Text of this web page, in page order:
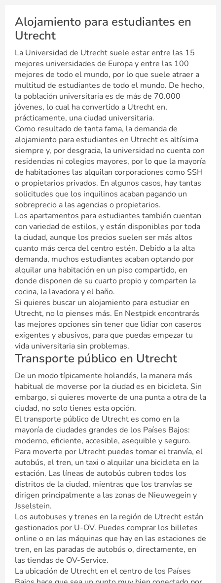
Alojamiento para estudiantes en
Utrecht
La Universidad de Utrecht suele estar entre las 15
mejores universidades de Europa y entre las 100
mejores de todo el mundo, por lo que suele atraer a
multitud de estudiantes de todo el mundo. De hecho,
la población universitaria es de más de 70.000
jóvenes, lo cual ha convertido a Utrecht en,
prácticamente, una ciudad universitaria.
Como resultado de tanta fama, la demanda de
alojamiento para estudiantes en Utrecht es altísima
siempre y, por desgracia, la universidad no cuenta con
residencias ni colegios mayores, por lo que la mayoría
de habitaciones las alquilan corporaciones como SSH
o propietarios privados. En algunos casos, hay tantas
solicitudes que los inquilinos acaban pagando un
sobreprecio a las agencias o propietarios.
Los apartamentos para estudiantes también cuentan
con variedad de estilos, y están disponibles por toda
la ciudad, aunque los precios suelen ser más altos
cuanto más cerca del centro estén. Debido a la alta
demanda, muchos estudiantes acaban optando por
alquilar una habitación en un piso compartido, en
donde disponen de su cuarto propio y comparten la
cocina, la lavadora y el baño.
Si quieres buscar un alojamiento para estudiar en
Utrecht, no lo pienses más. En Nestpick encontrarás
las mejores opciones sin tener que lidiar con caseros
exigentes y abusivos, para que puedas empezar tu
vida universitaria sin problemas.
Transporte público en Utrecht
De un modo típicamente holandés, la manera más
habitual de moverse por la ciudad es en bicicleta. Sin
embargo, si quieres moverte de una punta a otra de la
ciudad, no solo tienes esta opción.
El transporte público de Utrecht es como en la
mayoría de ciudades grandes de los Países Bajos:
moderno, eficiente, accesible, asequible y seguro.
Para moverte por Utrecht puedes tomar el tranvía, el
autobús, el tren, un taxi o alquilar una bicicleta en la
estación. Las líneas de autobús cubren todos los
distritos de la ciudad, mientras que los tranvías se
dirigen principalmente a las zonas de Nieuwegein y
Jsselstein.
Los autobuses y trenes en la región de Utrecht están
gestionados por U-OV. Puedes comprar los billetes
online o en las máquinas que hay en las estaciones de
tren, en las paradas de autobús o, directamente, en
las tiendas de OV-Service.
La ubicación de Utrecht en el centro de los Países